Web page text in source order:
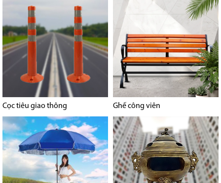
Cọc tiêu giao thông Ghế công viên